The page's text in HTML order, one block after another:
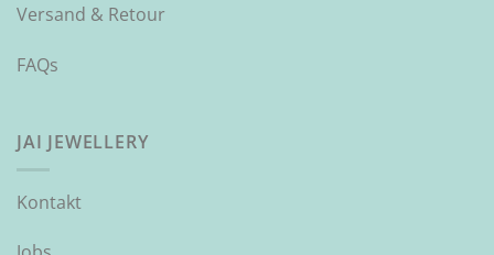
Versand & Retour
FAQs
JAI JEWELLERY
Kontakt